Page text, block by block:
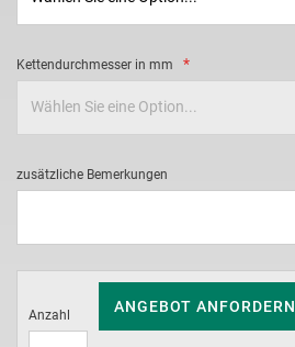
Kettendurchmesser in mm
zusätzliche Bemerkungen
Anzahl
ANGEBOT ANFORDERN